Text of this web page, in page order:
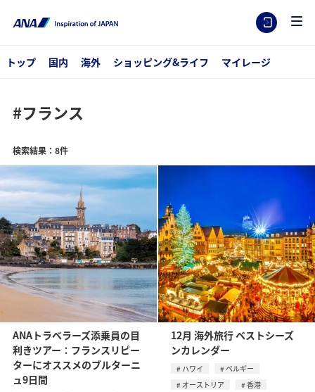
トップ 国内 海外 ショッピング&ライフ マイレージ
#フランス
検索結果：8件
ANAトラベラーズ添乗員の目
利きツアー：フランスリピー
ターにオススメのブルターニ
ュ9日間
12月 海外旅行 ベストシーズ
ンカレンダー
ハワイ
ベルギー
オーストリア
香港